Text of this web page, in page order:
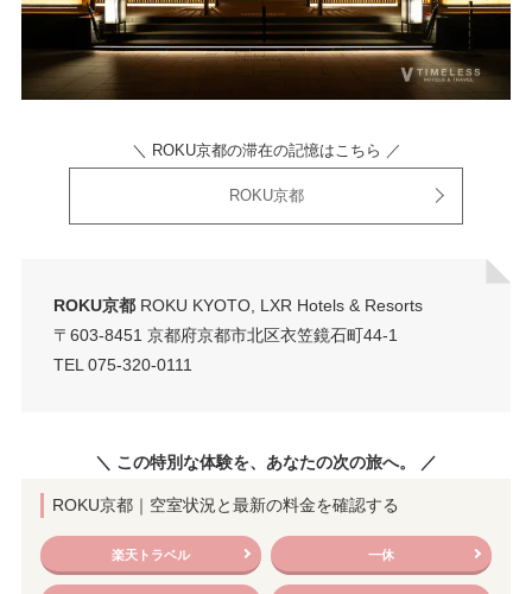
＼ ROKU京都の滞在の記憶はこちら ／
ROKU京都
ROKU京都ROKU KYOTO, LXR Hotels & Resorts
〒603-8451 京都府京都市北区衣笠鏡石町44-1
TEL 075-320-0111
＼ この特別な体験を、あなたの次の旅へ。 ／
ROKU京都｜空室状況と最新の料金を確認する
楽天トラベル 一休